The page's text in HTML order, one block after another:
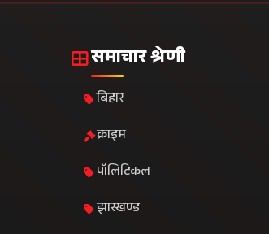
समाचार श्रेणी
बिहार
क्राइम
पॉलिटिकल
झारखण्ड